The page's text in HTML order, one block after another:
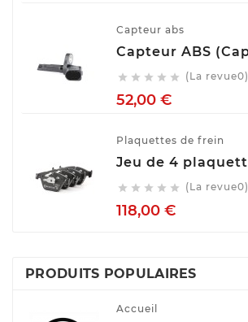
Capteur abs
     (La revue0)
52,00 €Prix
Plaquettes de frein
     (La revue0)
118,00 €Prix
PRODUITS POPULAIRES
Accueil